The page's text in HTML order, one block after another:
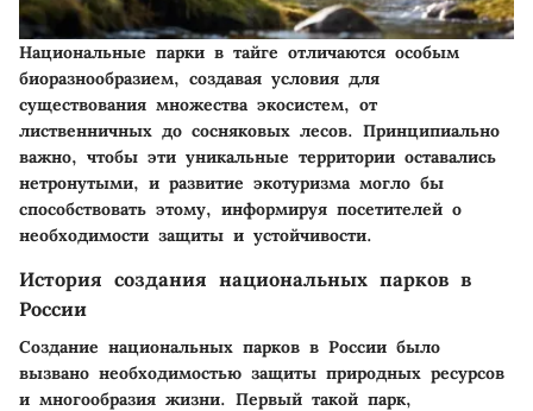
Национальные парки в тайге отличаются особым
биоразнообразием, создавая условия для
существования множества экосистем, от
лиственничных до сосняковых лесов. Принципиально
важно, чтобы эти уникальные территории оставались
нетронутыми, и развитие экотуризма могло бы
способствовать этому, информируя посетителей о
необходимости защиты и устойчивости.
История создания национальных парков в
России
Создание национальных парков в России было
вызвано необходимостью защиты природных ресурсов
и многообразия жизни. Первый такой парк,